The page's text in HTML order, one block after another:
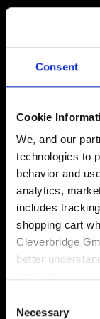
Consent
Cookie
We, and our
technologies to
behavior and
analytics,
includes
shopping cart
Cleverbridge
better
Also, the
Selection
Necessary